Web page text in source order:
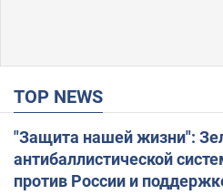
TOP NEWS
"Защита нашей жизни":
антибаллистической
против России и